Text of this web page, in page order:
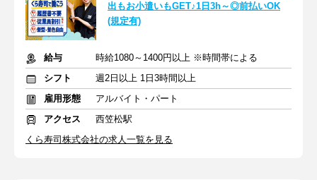
出もお小遣いもGET♪1日3h～◎前払いOK
(規定有)
給与
時給1080～1400円以上 ※時間帯による
シフト
週2日以上 1日3時間以上
雇用形態
アルバイト・パート
アクセス
西笠松駅
くら寿司株式会社の求人一覧を見る